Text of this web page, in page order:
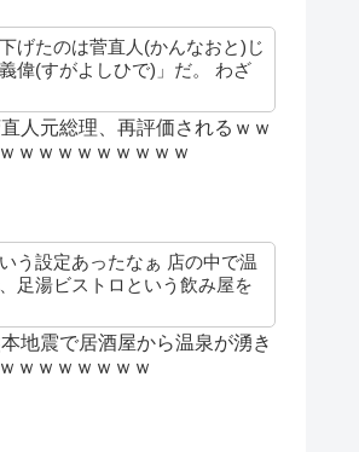
げたのは菅直人(かんなおと)じ
偉(すがよしひで)」だ。 わざ
人元総理、再評価されるｗｗ
ｗｗｗｗｗｗｗｗｗ
う設定あったなぁ 店の中で温
足湯ビストロという飲み屋を
地震で居酒屋から温泉が湧き
ｗｗｗｗｗｗｗ